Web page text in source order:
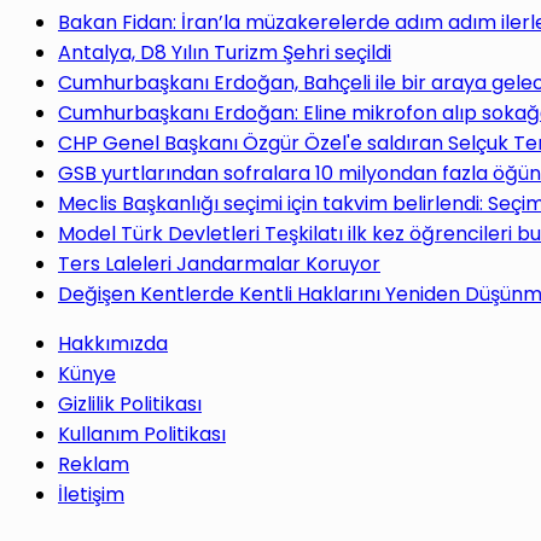
yap
...
Bakan Fidan: İran’la müzakerelerde adım adım
Antalya, D8 Yılın Turizm Şehri seçildi
Cumhurbaşkanı Erdoğan, Bahçeli ile bir araya
Cumhurbaşkanı Erdoğan: Eline mikrofon alıp
CHP Genel Başkanı Özgür Özel'e saldıran Selçuk
GSB yurtlarından sofralara 10 milyondan fazla öğün
Meclis Başkanlığı seçimi için takvim belirlendi:
Model Türk Devletleri Teşkilatı ilk kez öğrencileri
Ters Laleleri Jandarmalar Koruyor
Değişen Kentlerde Kentli Haklarını Yeniden
Hakkımızda
Künye
Gizlilik Politikası
Kullanım Politikası
Reklam
İletişim